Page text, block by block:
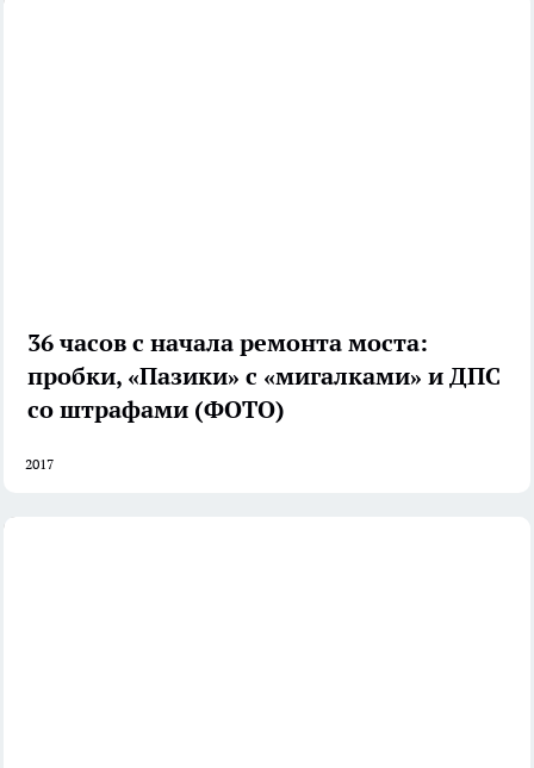
36 часов с начала ремонта моста:
пробки, «Пазики» с «мигалками» и ДПС
со штрафами (ФОТО)
2017